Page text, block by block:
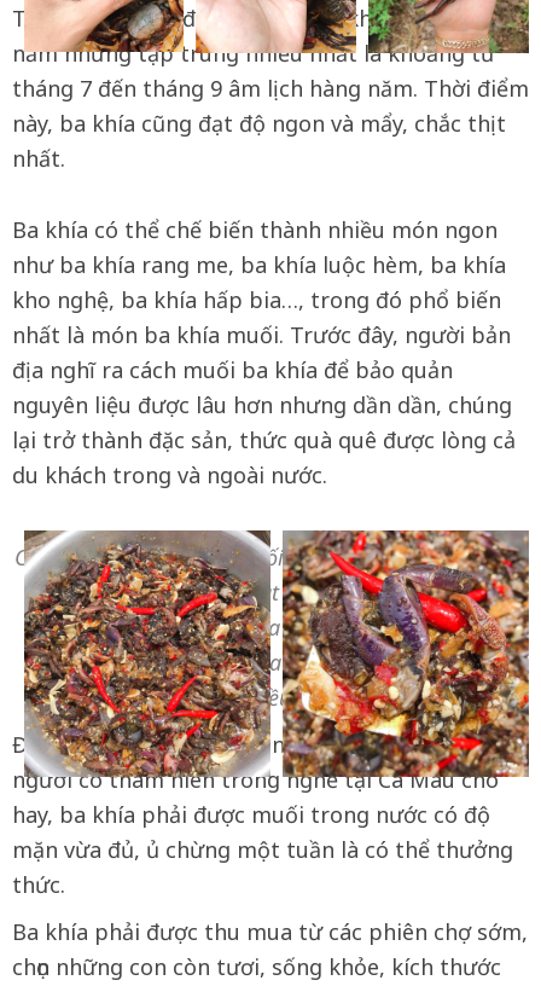
Theo người dân địa phương, ba khía có quanh
năm nhưng tập trung nhiều nhất là khoảng từ
tháng 7 đến tháng 9 âm lịch hàng năm. Thời điểm
này, ba khía cũng đạt độ ngon và mẩy, chắc thịt
nhất.
Ba khía có thể chế biến thành nhiều món ngon
như ba khía rang me, ba khía luộc hèm, ba khía
kho nghệ, ba khía hấp bia…, trong đó phổ biến
nhất là món ba khía muối. Trước đây, người bản
địa nghĩ ra cách muối ba khía để bảo quản
nguyên liệu được lâu hơn nhưng dần dần, chúng
lại trở thành đặc sản, thức quà quê được lòng cả
du khách trong và ngoài nước.
Cuối năm 2019, nghề "muối ba khía" được công nhận
là "Di sản Văn hóa phi vật thể Quốc gia". Điều này
giúp cho đặc sản ba khía muối càng được nhiều
người biết đến và tìm mua thưởng thức (Ảnh: Ngọc
Triều)
Để làm ba khía muối ngon và chuẩn vị, những
người có thâm niên trong nghề tại Cà Mau cho
hay, ba khía phải được muối trong nước có độ
mặn vừa đủ, ủ chừng một tuần là có thể thưởng
thức.
Ba khía phải được thu mua từ các phiên chợ sớm,
chọn những con còn tươi, sống khỏe, kích thước